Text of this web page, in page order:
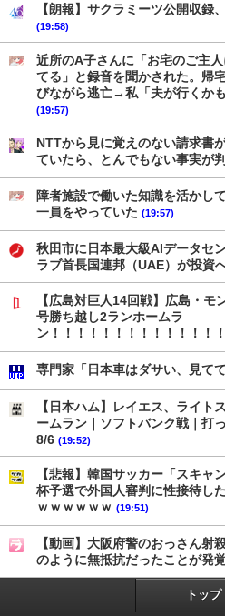
【朗報】サクラミーツ公開収録
(19:58)
近所のA子さんに「お宅のご主
てる」と録音を聞かされた。帰
びながら逃亡→私「夫が行くか
(19:57)
NTTから見に覚えのない請求書
ていたら、とんでもない事実が
障者施設で働いた知識を活かし
一員をやっていた (19:57)
秋田市に日本最大級AIデータセ
ラブ首長国連邦（UAE）が投
【広島対巨人14回戦】広島・モ
号勝ち越し2ランホームラ
ン！！！！！！！！！！！！！！
専門家「日本車はダサい、見て
【日本ハム】レイエス、ライト
ームラン｜ソフトバンク戦｜打
8/6 (19:52)
【悲報】韓国サッカー「スキャ
杯予選で外国人審判に性接待し
ｗｗｗｗｗｗ (19:51)
【動画】大阪府警のおっさん射
のように無抵抗だったことが発
トップ